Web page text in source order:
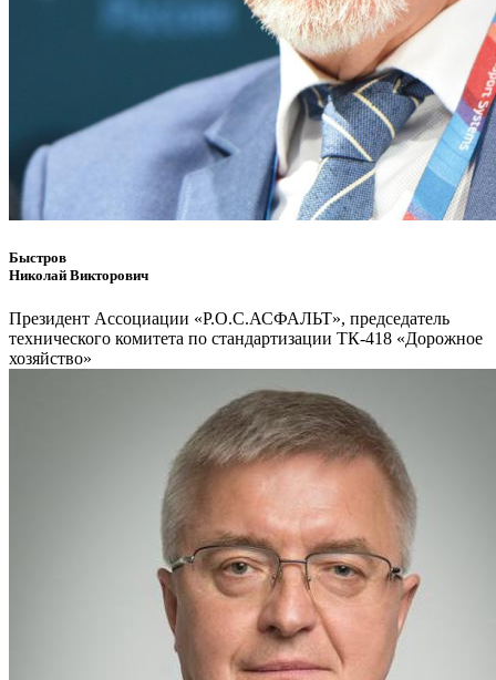
Быстров
Николай Викторович
Президент Ассоциации «Р.О.С.АСФАЛЬТ», председатель
технического комитета по стандартизации ТК-418 «Дорожное
хозяйство»